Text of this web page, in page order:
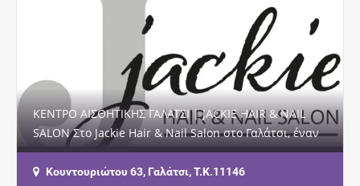
ΚΕΝΤΡΟ ΑΙΣΘΗΤΙΚΗΣ ΓΑΛΑΤΣΙ | JACKIE HAIR & NAIL
SALON Στο Jackie Hair & Nail Salon στο Γαλάτσι, έναν
υπέροχο χώρο αφιερωμένο στην…
Κουντουριώτου 63, Γαλάτσι, Τ.Κ.11146